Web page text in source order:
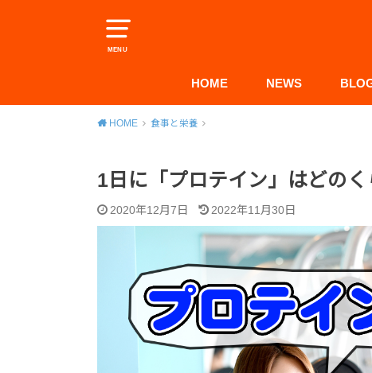
MENU
HOME NEWS
HOME 食事と栄養
1日に「プロテイン」はどの
2020年12月7日 2022年11月30日